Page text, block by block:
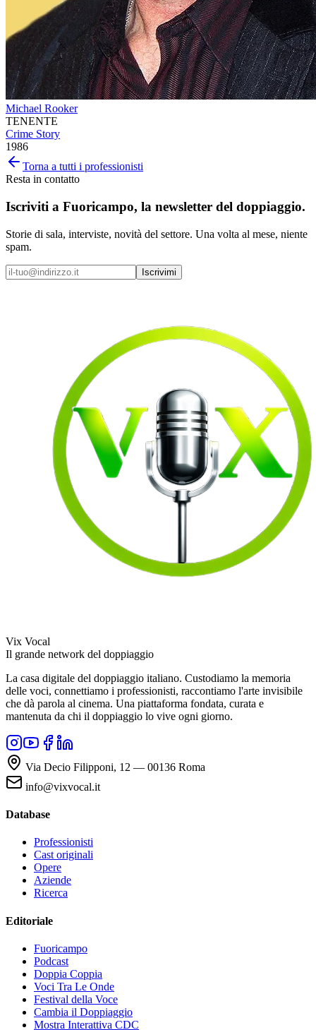
Michael Rooker
TENENTE
Crime Story
1986
Torna a tutti i professionisti
Resta in contatto
Iscriviti a Fuoricampo, la newsletter del doppiaggio.
Storie di sala, interviste, novità del settore. Una volta al mese, niente
spam.
Iscrivimi
Vix Vocal
Il grande network del doppiaggio
La casa digitale del doppiaggio italiano. Custodiamo la memoria
delle voci, connettiamo i professionisti, raccontiamo l'arte invisibile
che dà parola al cinema. Una piattaforma fondata, curata e
mantenuta da chi il doppiaggio lo vive ogni giorno.
Via Decio Filipponi, 12 — 00136 Roma
info@vixvocal.it
Database
Professionisti
Cast originali
Opere
Aziende
Ricerca
Editoriale
Fuoricampo
Podcast
Doppia Coppia
Voci Tra Le Onde
Festival della Voce
Cambia il Doppiaggio
Mostra Interattiva CDC